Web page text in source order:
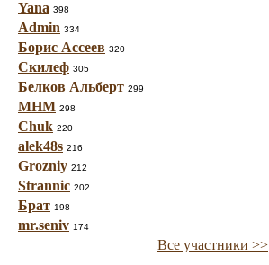
Yana 398
Admin 334
Борис Ассеев 320
Скилеф 305
Белков Альберт 299
МНМ 298
Chuk 220
alek48s 216
Grozniy 212
Strannic 202
Брат 198
mr.seniv 174
Все участники >>